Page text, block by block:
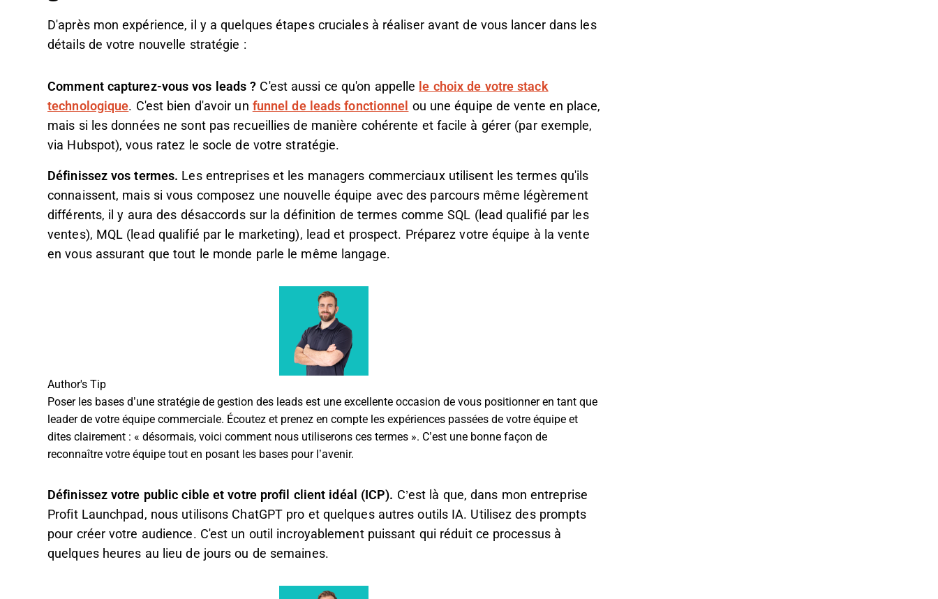
D'après mon expérience, il y a quelques étapes cruciales à réaliser avant de vous lancer dans les
détails de votre nouvelle stratégie :
Comment capturez-vous vos leads ? C'est aussi ce qu'on appelle le choix de votre stack
technologique. C'est bien d'avoir un funnel de leads fonctionnel ou une équipe de vente en place,
mais si les données ne sont pas recueillies de manière cohérente et facile à gérer (par exemple,
via Hubspot), vous ratez le socle de votre stratégie.
Définissez vos termes. Les entreprises et les managers commerciaux utilisent les termes qu'ils
connaissent, mais si vous composez une nouvelle équipe avec des parcours même légèrement
différents, il y aura des désaccords sur la définition de termes comme SQL (lead qualifié par les
ventes), MQL (lead qualifié par le marketing), lead et prospect. Préparez votre équipe à la vente
en vous assurant que tout le monde parle le même langage.
Author's Tip
Poser les bases d’une stratégie de gestion des leads est une excellente occasion de vous positionner en tant que
leader de votre équipe commerciale. Écoutez et prenez en compte les expériences passées de votre équipe et
dites clairement : « désormais, voici comment nous utiliserons ces termes ». C’est une bonne façon de
reconnaître votre équipe tout en posant les bases pour l’avenir.
Définissez votre public cibleet votre profil client idéal (ICP). C’est là que, dans mon entreprise
Profit Launchpad, nous utilisons ChatGPT pro et quelques autres outils IA. Utilisez des prompts
pour créer votre audience. C'est un outil incroyablement puissant qui réduit ce processus à
quelques heures au lieu de jours ou de semaines.